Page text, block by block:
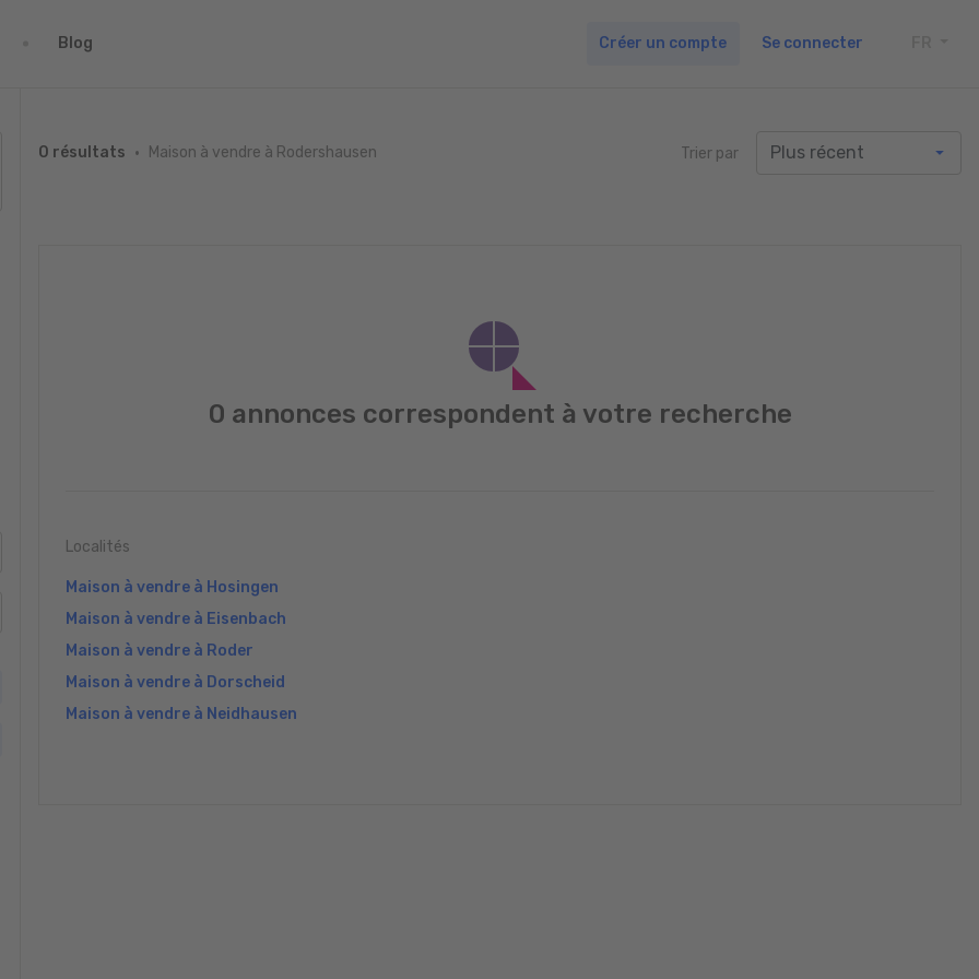
Blog Créer un compte Se connecter
0 résultats Maison à vendre à Rodershausen Trier par
0 annonces correspondent à votre recherche
Localités
Maison à vendre à Hosingen
Maison à vendre à Eisenbach
Maison à vendre à Roder
Maison à vendre à Dorscheid
Maison à vendre à Neidhausen